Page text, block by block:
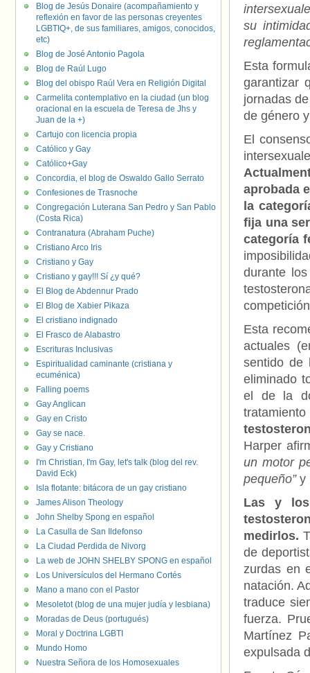
su
Esta
garantizar
jornadas
de género
El
aprobada
la
fija una
categoría
durante
Esta
actuales
sentido de
eliminado
el de la
Harper
un motor
pequeño”y
Las y los
medirlos.
de
zurdas en
natación.
traduce
fuerza.
Martínez
expulsada
Blog de Jesús Donaire (acompañamiento y
reflexión en favor de las personas creyentes
LGBTIQ+, de sus familiares, amigos, conocidos,
etc)
Blog de José Antonio Pagola
Blog de Raúl Lugo
Blog del obispo Raúl Vera en Religión Digital
Carmelita contemplativo en la ciudad (un blog
oracional en la escuela de Teresa de Jhs y
Juan de la +)
Cartujo con licencia propia
Católico y Gay
Católico+Gay
Concordia, el blog de Oswaldo Gallo Serrato
Confesiones de Trasnoche
Congregación Luterana San Pedro y San Pablo
(Costa Rica)
Contranatura (Abraham Puche)
Cristiano Arco Iris
Cristiano y Gay
Cristiano y gay!!! Sí ¿y qué?
El Blog de Abdennur Prado
El Blog de Xabier Pikaza
El cristiano indignado
El Frasco de Alabastro
Escrituras Inclusivas
Espiritualidad caminante (cristiana y
ecuménica)
Falling poems
Gay Anglican
Gay en Cristo
Gay se nace.
Gay y Cristiano
I'm Christian, I'm Gay, let's talk (blog del rev.
David Eck)
Isla flotante: bitácora de un gay cristiano
James Alison Theology
John Shelby Spong en español
La Casulla de San Ildefonso
La Ciudad Perdida de Nivorg
La web de JOHN SHELBY SPONG en español
Los Universículos del Hermano Cortés
Mano a mano con el Pastor
Mesoletot (blog de una mujer judía y lesbiana)
Moradas de Deus (portugués)
Moral y Doctrina LGBTI
Mundo Homo
Nuestra Señora de los Homosexuales